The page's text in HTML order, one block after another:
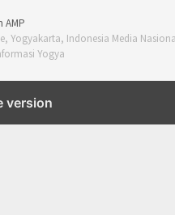
AMP
Yogyakarta, Indonesia Media
Yogya
version